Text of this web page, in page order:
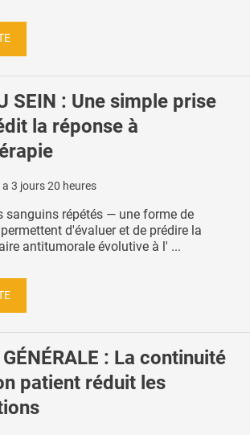
SEIN : Une simple prise
la réponse à
a 3 jours 20 heures
sanguins répétés — une forme de
d'évaluer et de prédire la
antitumorale évolutive à l' ...
: La continuité
patient réduit les